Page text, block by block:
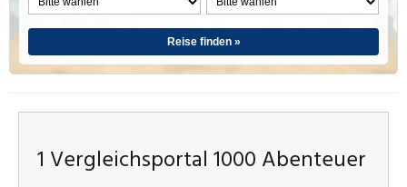
Reise finden »
1 Vergleichsportal 1000 Abenteuer